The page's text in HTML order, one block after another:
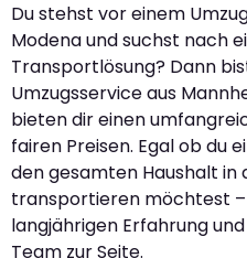
Du stehst vor einem
Modena und suchst nach
Transportlösung? Dann
Umzugsservice aus
bieten dir einen
fairen Preisen. Egal ob du
den gesamten Haushalt in
transportieren möchtest
langjährigen Erfahrung
Team zur Seite.